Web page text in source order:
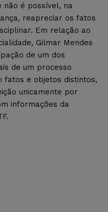
não é possível, na
reapreciar os fatos
Em relação ao
Gilmar Mendes
de um dos
de um processo
fatos e objetos distintos,
unicamente por
informações da